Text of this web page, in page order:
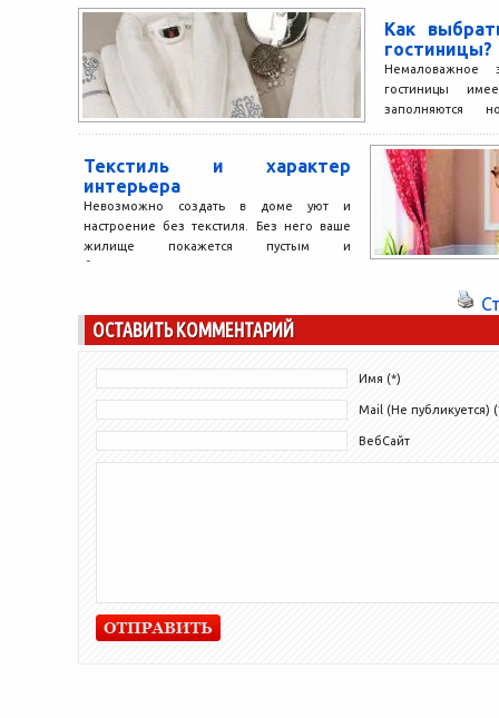
Как
гостиницы?
Немаловажное
гостиницы
заполняются
белья, махровых
Текстиль и характер
интерьера
Невозможно создать в доме уют и
настроение без текстиля. Без него ваше
жилище покажется пустым и
бесхарактерным. Также нельзя
ОСТАВИТЬ КОММЕНТАРИЙ
Имя (*)
Mail (Не публикуется)
ВебСайт